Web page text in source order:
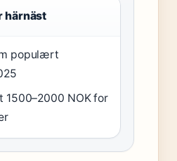
härnäst
populært
1500–2000 NOK for